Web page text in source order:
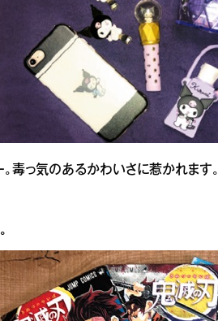
毒っ気のあるかわいさに惹かれます。